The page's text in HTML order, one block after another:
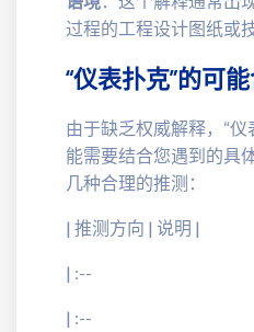
过程的工程设计图纸或
“仪表扑克”的可
由于缺乏权威解释，“
能需要结合您遇到的具
几种合理的推测：
| 推测方向 | 说明 |
| :--
| :--